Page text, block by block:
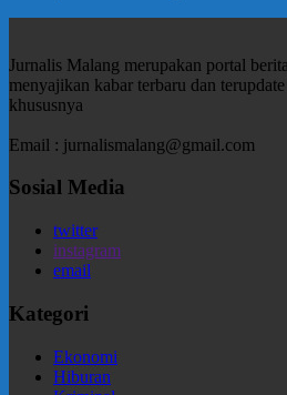
Jurnalis Malang merupakan portal
menyajikan kabar terbaru dan
khususnya
Email : jurnalismalang@gmail.com
Sosial Media
twitter
instagram
email
Kategori
Ekonomi
Hiburan